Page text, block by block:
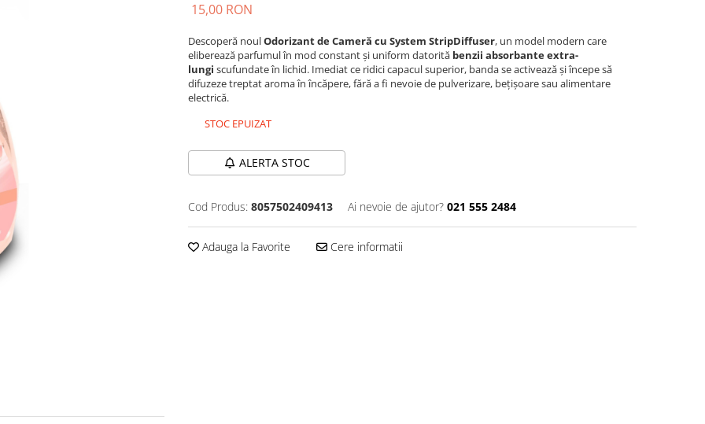
15,00 RON
Descoperă noulOdorizant de Cameră cu System StripDiffuser, un model modern care
eliberează parfumul în mod constant și uniform datorită benzii absorbante extra-
lungi scufundate în lichid. Imediat ce ridici capacul superior, banda se activează și începe să
difuzeze treptat aroma în încăpere, fără a fi nevoie de pulverizare, bețișoare sau alimentare
electrică.
STOC EPUIZAT
ALERTA STOC
Cod Produs: 8057502409413 Ai nevoie de ajutor? 021 555 2484
Adauga la Favorite Cere informatii